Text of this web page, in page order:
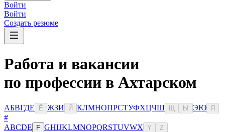
Войти
Войти
Создать резюме
Работа и вакансии
по профессии в Ахтарском
АБВГДЕ Ё ЖЗИ Й КЛМНОПРСТУФХЦЧШ Ы ЭЮ Я
#
ABCDE F GHIJKLMNOPQRSTUVWX Y Z